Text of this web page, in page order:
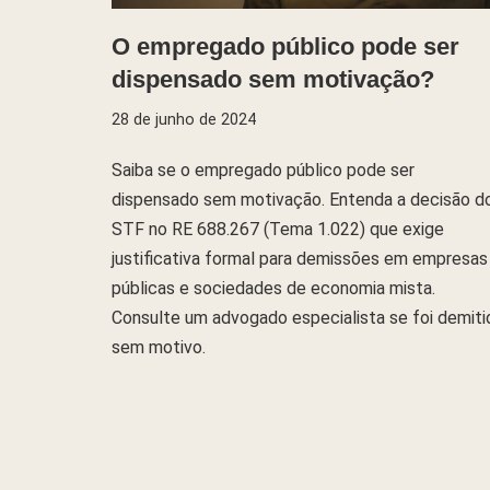
O empregado público pode ser
dispensado sem motivação?
28 de junho de 2024
Saiba se o empregado público pode ser
dispensado sem motivação. Entenda a decisão
STF no RE 688.267 (Tema 1.022) que exige
justificativa formal para demissões em empresas
públicas e sociedades de economia mista.
Consulte um advogado especialista se foi
sem motivo.